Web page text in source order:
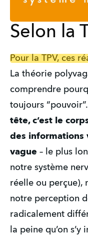
Selon la
Pour la TPV, ces
La théorie
comprendre
toujours “pouvoir”.
tête, c’est le
des informations
vague – le plus
notre système
réelle ou perçue),
notre perception
radicalement
la peine qu’on s’y